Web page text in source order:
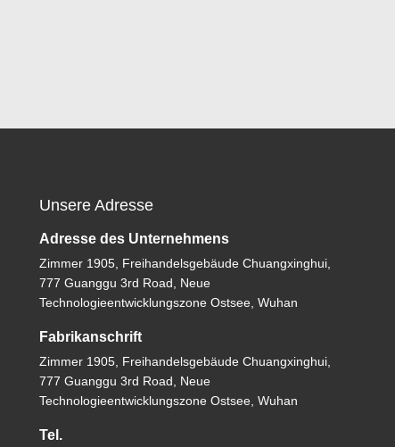
Unsere Adresse
Adresse des Unternehmens
Zimmer 1905, Freihandelsgebäude Chuangxinghui,
777 Guanggu 3rd Road, Neue
Technologieentwicklungszone Ostsee, Wuhan
Fabrikanschrift
Zimmer 1905, Freihandelsgebäude Chuangxinghui,
777 Guanggu 3rd Road, Neue
Technologieentwicklungszone Ostsee, Wuhan
Tel.